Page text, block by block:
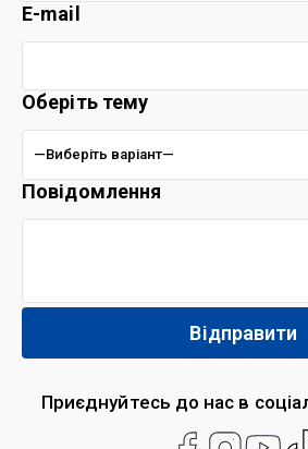
Приєднуйтесь до нас в
E-mail
Оберіть тему
Повідомлення